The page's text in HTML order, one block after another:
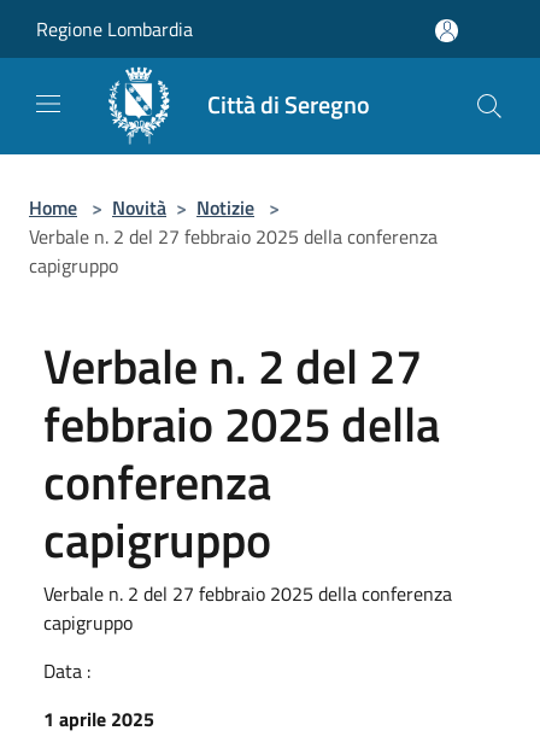
Regione Lombardia
Città di Seregno
Home > Novità > Notizie >
Verbale n. 2 del 27 febbraio 2025 della conferenza
capigruppo
Verbale n. 2 del 27
febbraio 2025 della
conferenza
capigruppo
Verbale n. 2 del 27 febbraio 2025 della conferenza
capigruppo
Data :
1 aprile 2025